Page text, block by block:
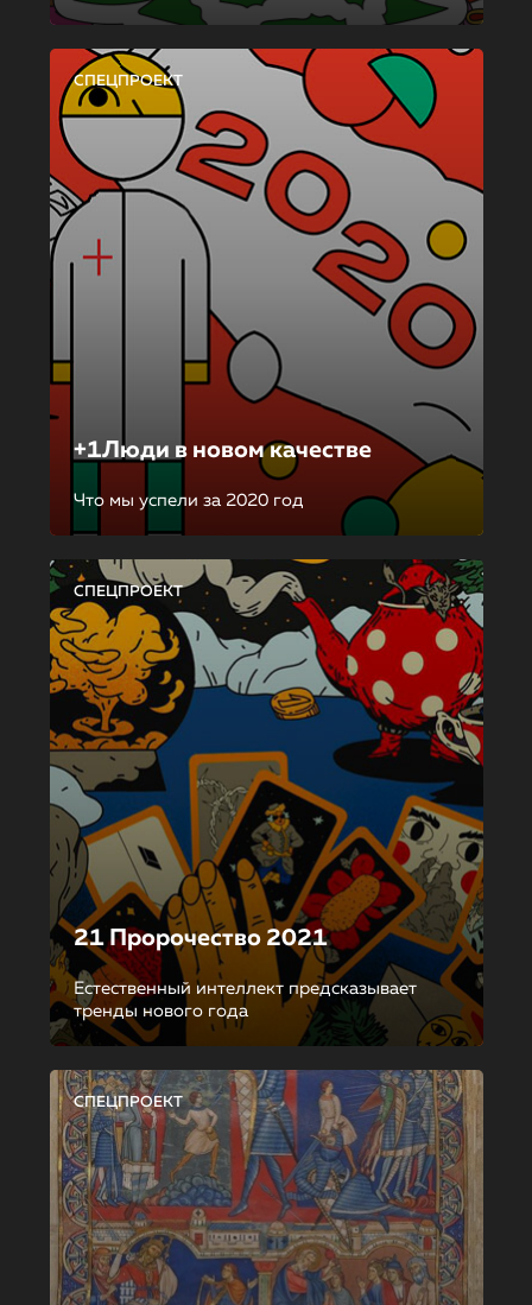
СПЕЦПРОЕКТ
+1Люди в новом качестве
Что мы успели за 2020 год
СПЕЦПРОЕКТ
21 Пророчество 2021
Естественный интеллект предсказывает
тренды нового года
СПЕЦПРОЕКТ